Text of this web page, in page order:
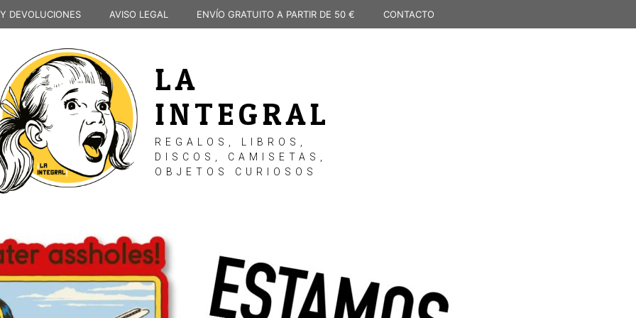
DEVOLUCIONES AVISO LEGAL ENVÍO GRATUITO A PARTIR DE 50 € CONTACTO
LA
INTEGRAL
REGALOS, LIBROS,
DISCOS, CAMISETAS,
OBJETOS CURIOSOS